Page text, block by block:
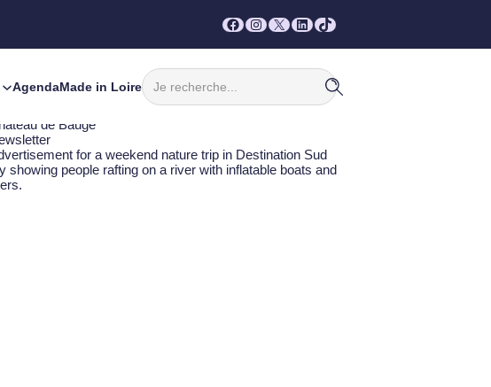
Facebook
Instagram
X LinkedIn
TikTok
AgendaMade in Loire
Rechercher